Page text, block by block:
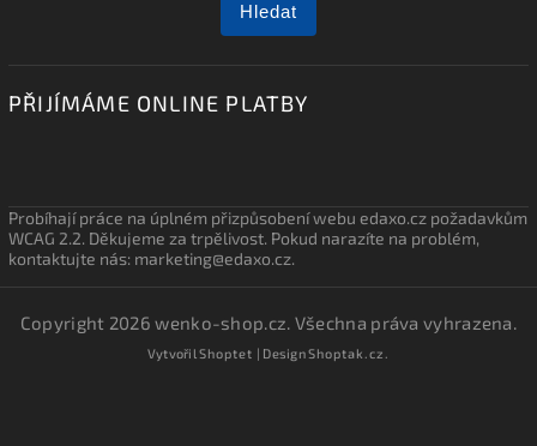
Hledat
PŘIJÍMÁME ONLINE PLATBY
Probíhají práce na úplném přizpůsobení webu edaxo.cz požadavkům
WCAG 2.2. Děkujeme za trpělivost. Pokud narazíte na problém,
kontaktujte nás: marketing@edaxo.cz.
Copyright 2026wenko-shop.cz. Všechna práva vyhrazena.
VytvořilShoptet | DesignShoptak.cz.